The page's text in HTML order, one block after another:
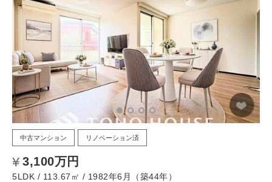
中古マンション リノベーション済
3,100万円
5LDK / 113.67㎡ / 1982年6月（築44年）